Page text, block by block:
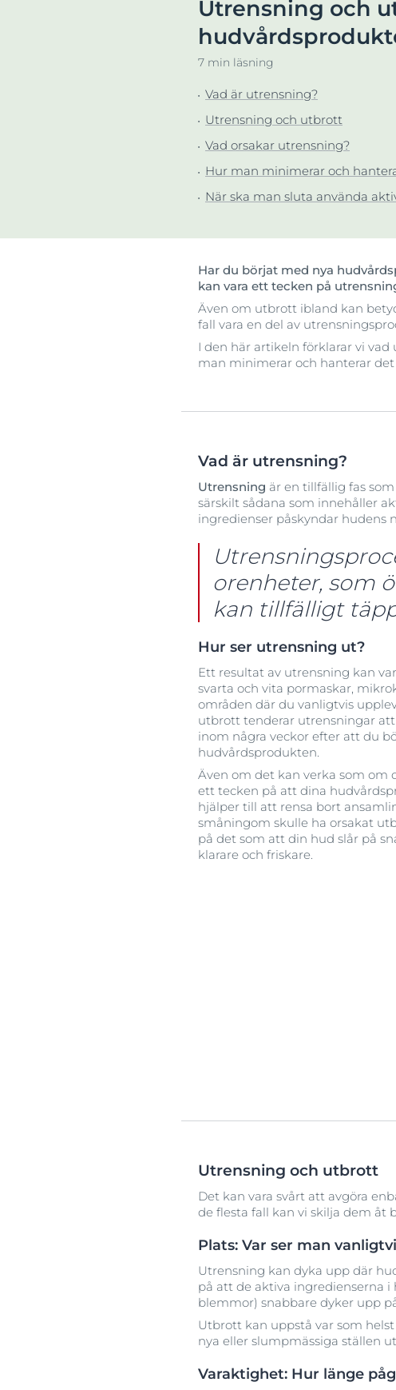
Sprucken hud
Torr hud
Upptäck
Utrensning och
7 min läsning
Vad är utrensning?
Utrensning och utbrott
Vad orsakar utrensning?
Hur man minimerar och
När ska man sluta använda
Har du börjat med nya
kan vara ett tecken på
Även om utbrott ibland kan
fall vara en del av
I den här artikeln förklarar vi
man minimerar och hanterar
Vad är utrensning?
Utrensning är en tillfällig fas
särskilt sådana som innehåller
ingredienser påskyndar hudens
orenheter, som
kan tillfälligt
Hur ser utrensning ut?
Ett resultat av utrensning kan
svarta och vita pormaskar,
områden där du vanligtvis
utbrott tenderar utrensningar
inom några veckor efter att du
hudvårdsprodukten.
Även om det kan verka som om
ett tecken på att dina
hjälper till att rensa bort
småningom skulle ha orsakat
på det som att din hud slår på
klarare och friskare.
Utrensning och utbrott
Det kan vara svårt att avgöra
de flesta fall kan vi skilja dem åt
Plats: Var ser man
Utrensning kan dyka upp där
på att de aktiva ingredienserna
blemmor) snabbare dyker upp
Utbrott kan uppstå var som
nya eller slumpmässiga ställen
Varaktighet: Hur länge